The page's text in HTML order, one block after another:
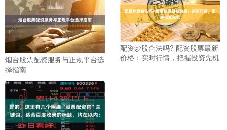
烟台股票配资服务与正规平台选
择指南
配资炒股合法吗? 配资股票最新
价格：实时行情，把握投资先机